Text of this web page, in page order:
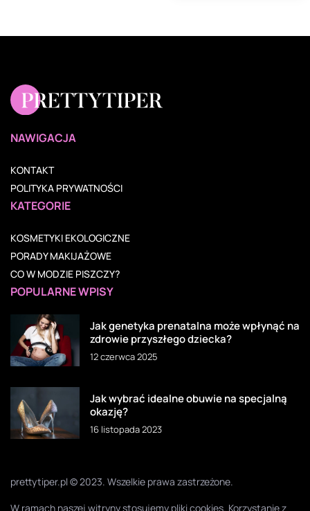
NAWIGACJA
KONTAKT
POLITYKA PRYWATNOŚCI
KATEGORIE
KOSMETYKI EKOLOGICZNE
PORADY MAKIJAŻOWE
CO W MODZIE PISZCZY?
POPULARNE WPISY
Jak genetyka prenatalna może wpłynąć na
zdrowie przyszłego dziecka?
12 czerwca 2025
Jak wybrać idealne obuwie na specjalną
okazję?
16 listopada 2023
prettytiper.pl © 2023. Wszelkie prawa zastrzeżone.
W ramach naszej witryny stosujemy pliki cookies. Korzystanie z